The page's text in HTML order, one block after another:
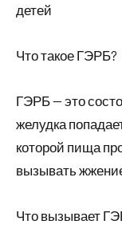
детей
Что такое ГЭРБ?
ГЭРБ — это
желудка
которой пища
вызывать
Что вызывает